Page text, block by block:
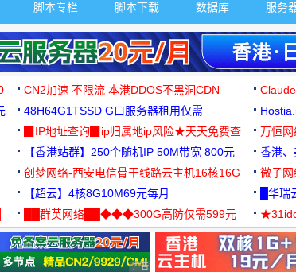
脚本专栏 脚本下载 数据库 服务
CN2加速 不限流 本港DDOS不黑洞CDN
48H64G1TSSD G口服务器租用仅需
3000+可免费测试
▉IP地址查询▉ip归属地ip风险★天天免费查
万恒
99元/
【香港站群】250个随机IP 50M带宽 800元 香港
创梦网络-西安电信骨干线路云主机16核16G
88元/月
微子
【超云】4核8G10M69元每月 █华
██群英网络██◆◆◆300G高防仅需599元
◆◆◆
用◆
理性选择 广告 商业广告，理性选择